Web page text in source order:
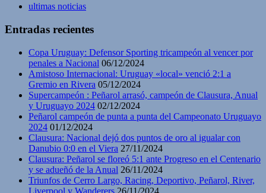
ultimas noticias
Entradas recientes
Copa Uruguay: Defensor Sporting tricampeón al vencer por
penales a Nacional 06/12/2024
Amistoso Internacional: Uruguay «local» venció 2:1 a
Gremio en Rivera 05/12/2024
Supercampeón : Peñarol arrasó, campeón de Clausura, Anual
y Uruguayo 2024 02/12/2024
Peñarol campeón de punta a punta del Campeonato Uruguayo
2024 01/12/2024
Clausura: Nacional dejó dos puntos de oro al igualar con
Danubio 0:0 en el Viera 27/11/2024
Clausura: Peñarol se floreó 5:1 ante Progreso en el Centenario
y se adueñó de la Anual 26/11/2024
Triunfos de Cerro Largo, Racing, Deportivo, Peñarol, River,
Liverpool y Wanderers 26/11/2024